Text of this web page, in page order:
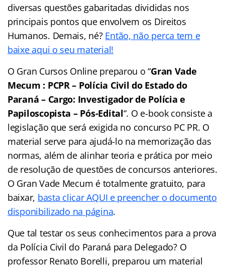
diversas questões gabaritadas divididas nos
principais pontos que envolvem os Direitos
Humanos. Demais, né? Então, não perca tem e
baixe aqui o seu material!
O Gran Cursos Online preparou o “Gran Vade
Mecum : PCPR – Polícia Civil do Estado do
Paraná – Cargo: Investigador de Polícia e
Papiloscopista – Pós-Edital“. O e-book consiste a
legislação que será exigida no concurso PC PR. O
material serve para ajudá-lo na memorização das
normas, além de alinhar teoria e prática por meio
de resolução de questões de concursos anteriores.
O Gran Vade Mecum é totalmente gratuito, para
baixar, basta clicar AQUI e preencher o documento
disponibilizado na página.
Que tal testar os seus conhecimentos para a prova
da Polícia Civil do Paraná para Delegado? O
professor Renato Borelli, preparou um material